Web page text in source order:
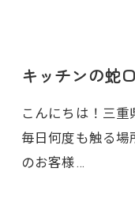
キッチンの蛇
こんにちは！三
毎日何度も触る場
のお客様…